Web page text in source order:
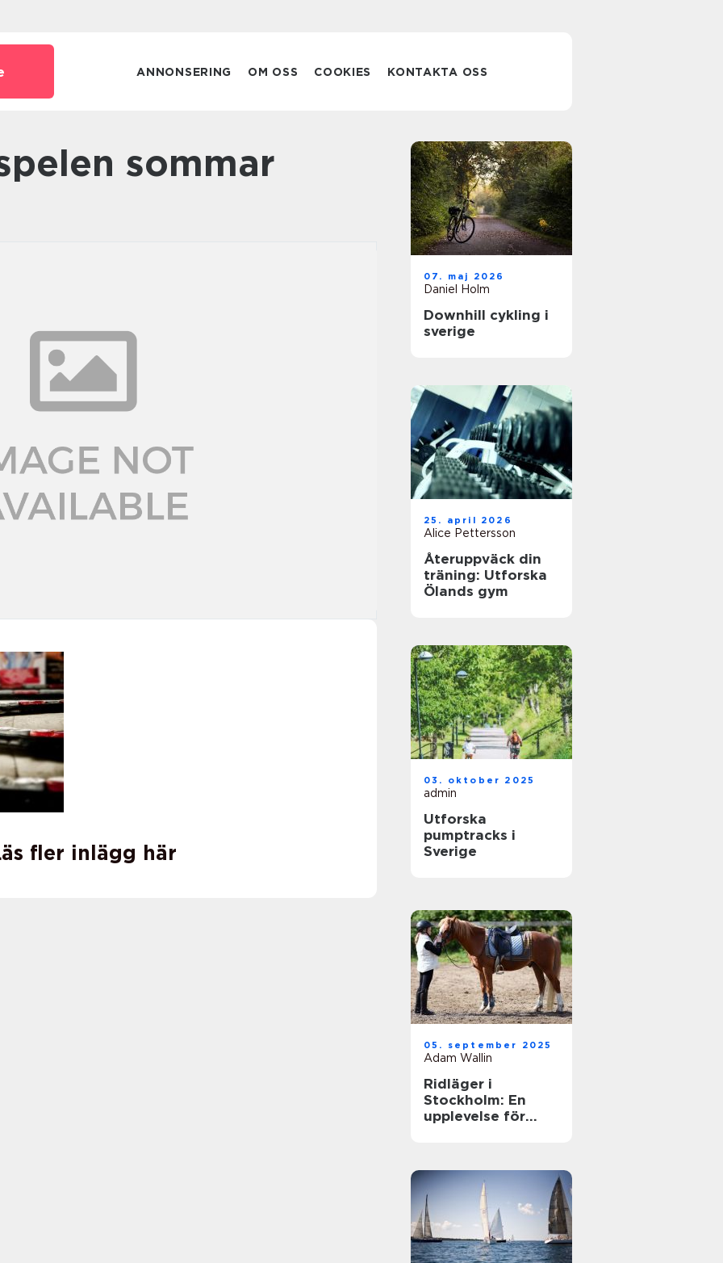
ANNONSERING OM OSS COOKIES KONTAKTA OSS
sommar
fler inlägg här
07. maj 2026
Daniel Holm
Downhill cykling i
sverige
25. april 2026
Alice Pettersson
Återuppväck din
träning: Utforska
Ölands gym
03. oktober 2025
admin
Utforska
pumptracks i
Sverige
05. september 2025
Adam Wallin
Ridläger i
Stockholm: En
upplevelse för